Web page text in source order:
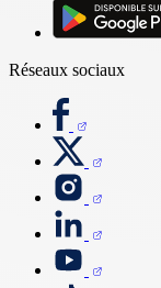
Réseaux sociaux